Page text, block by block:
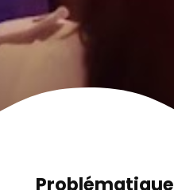
Problématique